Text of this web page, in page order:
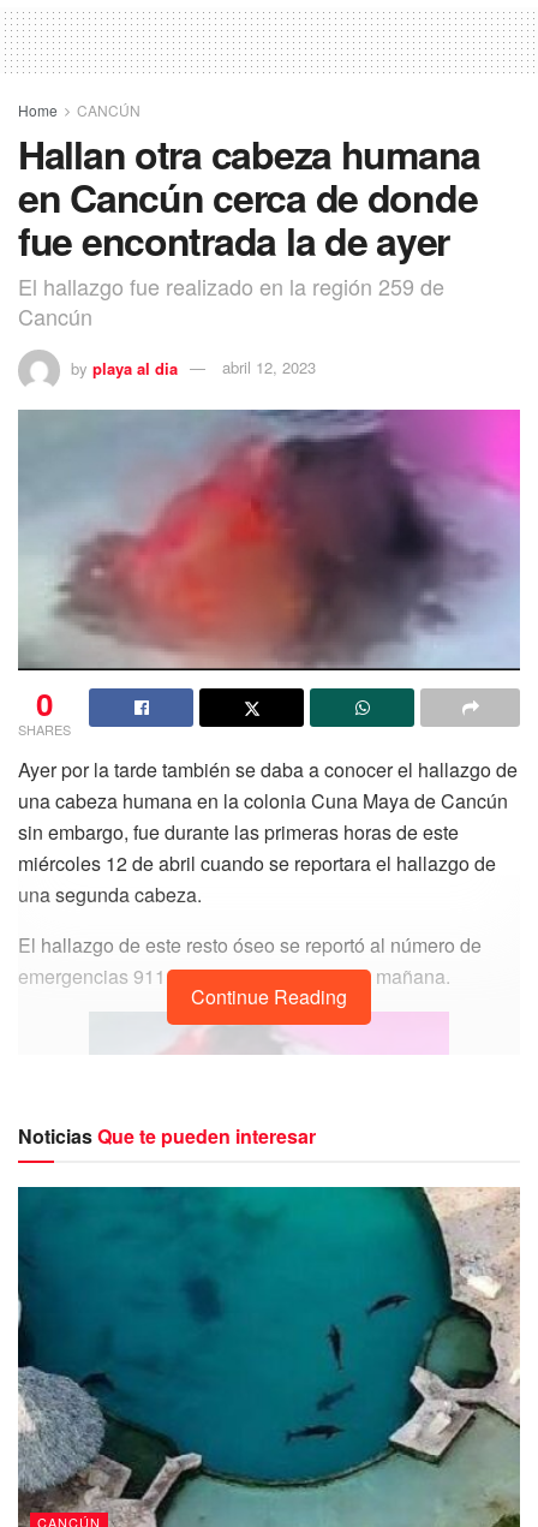
Home CANCÚN
Hallan otra cabeza humana
en Cancún cerca de donde
fue encontrada la de ayer
El hallazgo fue realizado en la región 259 de
Cancún
by playa al dia abril 12, 2023
0
SHARES
Ayer por la tarde también se daba a conocer el hallazgo de
una cabeza humana en la colonia Cuna Maya de Cancún
sin embargo, fue durante las primeras horas de este
miércoles 12 de abril cuando se reportara el hallazgo de
una segunda cabeza.
El hallazgo de este resto óseo se reportó al número de
emergencias 911 alrededor de las 3 de la mañana.
La cabeza se encontraba justo a la entrada de una
construcción ubicada en la región 259, frente a la colonia
antes mencionada.
Trascendió que los lugareños habían visto tirada la cabeza
la cual supuestamente estaba acompañada de un mensaje
en cartulina.
Las presuntas amenazas estarían dirigidas para elementos
policiacos de un municipio vecino.
Como era de esperarse cuando los elementos llegaron a
Continue Reading
NoticiasQue te pueden interesar
CANCÚN